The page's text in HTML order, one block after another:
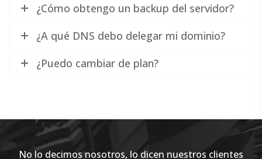
¿Cómo obtengo un backup del servidor?
¿A qué DNS debo delegar mi dominio?
¿Puedo cambiar de plan?
No lo decimos nosotros, lo dicen nuestros clientes